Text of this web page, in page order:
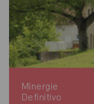
Minergie
Definitivo